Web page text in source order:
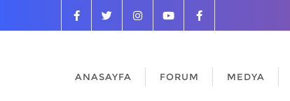
ANASAYFA FORUM MEDYA